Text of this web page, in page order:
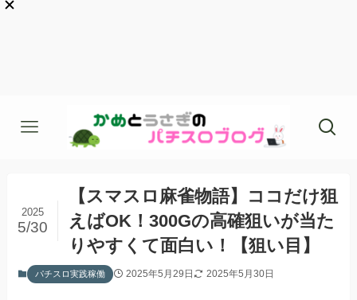
【スマスロ麻雀物語】ココだけ狙
えばOK！300Gの高確狙いが当た
りやすくて面白い！【狙い目】
2025
5/30
パチスロ実践稼働 2025年5月29日 2025年5月30日